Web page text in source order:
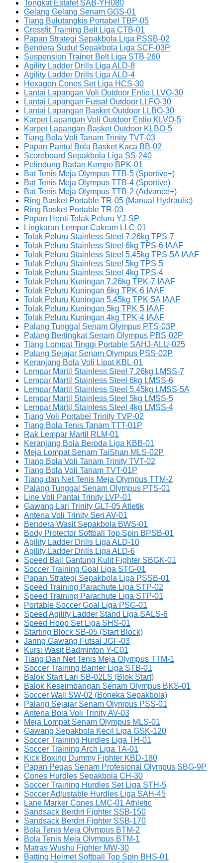
Tongkat Estafet SAB-YH080
Gelang Gelang Senam GGS-01
Tiang Bulutangkis Portabel TBP-05
Crossfit Training Belt Liga CTB-01
Papan Strategi Sepakbola Liga PSSB-02
Bendera Sudut Sepakbola Liga SCF-03P
Suspension Trainer Belt Liga STB-260
Agility Ladder Drills Liga ALD-8
Agility Ladder Drills Liga ALD-4
Hexagon Cones Set Liga HCS-30
Lantai Lapangan Voli Outdoor Enlio LLVO-30
Lantai Lapangan Futsal Outdoor LLFO-30
Lantai Lapangan Basket Outdoor LLBO-30
Karpet Lapangan Voli Outdoor Enlio KLVO-5
Karpet Lapangan Basket Outdoor KLBO-5
Tiang Bola Voli Tanam Trinity TVT-03
Papan Pantul Bola Basket Kaca BB-02
Scoreboard Sepakbola Liga SS-240
Pelindung Badan Kempo BPK-01
Bat Tenis Meja Olympus TTB-5 (Sportive+)
Bat Tenis Meja Olympus TTB-4 (Sportive)
Bat Tenis Meja Olympus TTB-2 (Advance+)
Ring Basket Portable TR-05 (Manual Hydraulic)
Ring Basket Portable TR-03
Papan Henti Tolak Peluru YJ-SP
Lingkaran Lempar Cakram LLC-01
Tolak Peluru Stainless Steel 7.26kg TPS-7
Tolak Peluru Stainless Steel 6kg TPS-6 IAAF
Tolak Peluru Stainless Steel 5.45kg TPS-5A IAAF
Tolak Peluru Stainless Steel 5kg TPS-5
Tolak Peluru Stainless Steel 4kg TPS-4
Tolak Peluru Kuningan 7.26kg TPK-7 IAAF
Tolak Peluru Kuningan 6kg TPK-6 IAAF
Tolak Peluru Kuningan 5.45kg TPK-5A IAAF
Tolak Peluru Kuningan 5kg TPK-5 IAAF
Tolak Peluru Kuningan 4kg TPK-4 IAAF
Palang Tunggal Senam Olympus PTS-03P
Palang Bertingkat Senam Olympus PBS-02P
Tiang Lompat Tinggi Portable SAHJ-ALU-025
Palang Sejajar Senam Olympus PSS-02P
Keranjang Bola Voli Lipat KBL-01
Lempar Martil Stainless Steel 7.26kg LMSS-7
Lempar Martil Stainless Steel 6kg LMSS-6
Lempar Martil Stainless Steel 5.45kg LMSS-5A
Lempar Martil Stainless Steel 5kg LMSS-5
Lempar Martil Stainless Steel 4kg LMSS-4
Tiang Voli Portabel Trinity TVP-02
Tiang Bola Tenis Tanam TTT-01P
Rak Lempar Martil RLM-01
Keranjang Bola Beroda Liga KBB-01
Meja Lompat Senam TaiShan MLS-02P
Tiang Bola Voli Tanam Trinity TVT-02
Tiang Bola Voli Tanam TVT-01P
Tiang dan Net Tenis Meja Olympus TTM-2
Palang Tunggal Senam Olympus PTS-01
Line Voli Pantai Trinity LVP-01
Gawang Lari Trinity GLT-05 Atletik
Antena Voli Trinity Seri AV-01
Bendera Wasit Sepakbola BWS-01
Body Protector Softball Top Spin BPSB-01
Agility Ladder Drills Liga ALD-10
Agility Ladder Drills Liga ALD-6
Speed Ball Gantung Kulit Fighter SBGK-01
Soccer Training Goal Liga STG-01
Papan Strategi Sepakbola Liga PSSB-01
Speed Training Parachute Liga STP-02
Speed Training Parachute Liga STP-01
Portable Soccer Goal Liga PSG-01
Speed Agility Ladder Stand Liga SALS-6
Speed Hoop Set Liga SHS-01
Starting Block SB-05 (Start Block)
Jaring Gawang Futsal JGF-03
Kursi Wasit Badminton Y-C01
Tiang Dan Net Tenis Meja Olympus TTM-1
Soccer Training Barrier Liga STB-01
Balok Start Lari SB-02LS (Blok Start)
Balok Keseimbangan Senam Olympus BKS-01
Soccer Wall SW-02 (Boneka Sepakbola)
Palang Sejajar Senam Olympus PSS-01
Antena Bola Voli Trinity AV-03
Meja Lompat Senam Olympus MLS-01
Gawang Sepakbola Kecil Liga GSK-120
Soccer Training Hurdles Liga TH-01
Soccer Training Arch Liga TA-01
Kick Boxing Dummy Fighter KBD-180
Papan Pegas Senam Profesional Olympus SBG-9P
Cones Hurdles Sepakbola CH-30
Soccer Training Hurdles Set Liga STH-5
Soccer Adjustable Hurdles Liga SAH-45
Lane Marker Cones LMC-01 Athletic
Sandsack Berdiri Fighter SSB-150
Sandsack Berdiri Fighter SSB-170
Bola Tenis Meja Olympus BTM-2
Bola Tenis Meja Olympus BTM-1
Matras Wushu Fighter MW-30
Batting Helmet Softball Top Spin BHS-01